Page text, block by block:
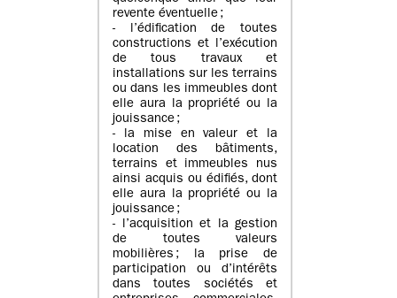
revente éventuelle ;
- l’édification de toutes
constructions et l’exécution
de tous travaux et
installations sur les terrains
ou dans les immeubles dont
elle aura la propriété ou la
jouissance ;
- la mise en valeur et la
location des bâtiments,
terrains et immeubles nus
ainsi acquis ou édifiés, dont
elle aura la propriété ou la
jouissance ;
- l’acquisition et la gestion
de toutes valeurs
mobilières ; la prise de
participation ou d’intérêts
dans toutes sociétés et